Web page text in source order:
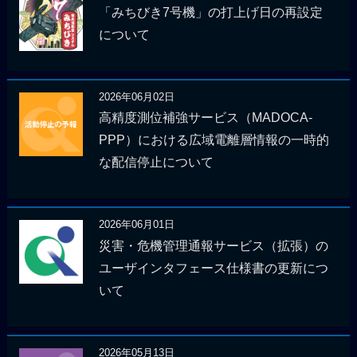
「みちびき7号機」の打上げ日の再設定
について
2026年06月02日
高精度測位補強サービス（MADOCA-
PPP）における広域電離層情報の一時的
な配信停止について
2026年06月01日
災害・危機管理通報サービス（拡張）の
ユーザインタフェース仕様書の更新につ
いて
2026年05月13日